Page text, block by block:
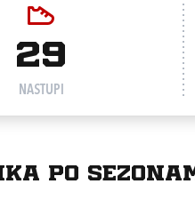
29
NASTUPI
po